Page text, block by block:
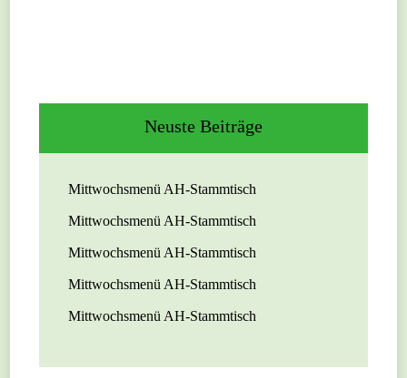
Neuste Beiträge
Mittwochsmenü AH-Stammtisch
Mittwochsmenü AH-Stammtisch
Mittwochsmenü AH-Stammtisch
Mittwochsmenü AH-Stammtisch
Mittwochsmenü AH-Stammtisch